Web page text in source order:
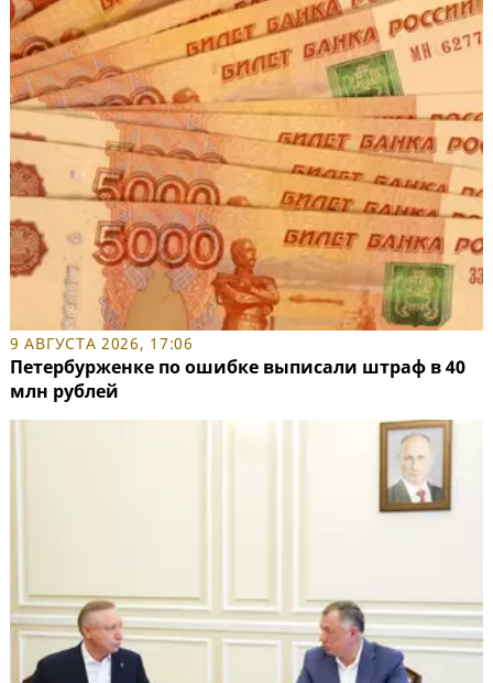
9 АВГУСТА 2026, 17:06
Петербурженке по ошибке выписали штраф в 40
млн рублей